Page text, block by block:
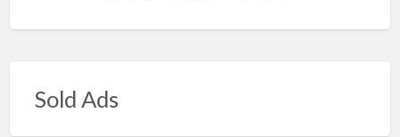
Sold Ads